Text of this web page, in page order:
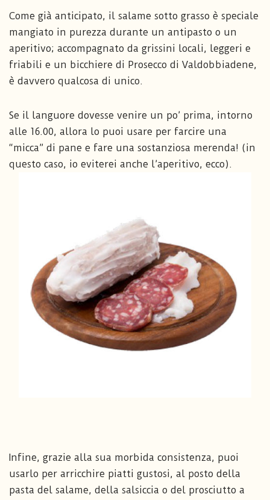
Come già anticipato, il salame sotto grasso è speciale
mangiato in purezza durante un antipasto o un
aperitivo; accompagnato da grissini locali, leggeri e
friabili e un bicchiere di Prosecco di Valdobbiadene,
è davvero qualcosa di unico.
Se il languore dovesse venire un po’ prima, intorno
alle 16.00, allora lo puoi usare per farcire una
“micca” di pane e fare una sostanziosa merenda! (in
questo caso, io eviterei anche l’aperitivo, ecco).
Infine, grazie alla sua morbida consistenza, puoi
usarlo per arricchire piatti gustosi, al posto della
pasta del salame, della salsiccia o del prosciutto a